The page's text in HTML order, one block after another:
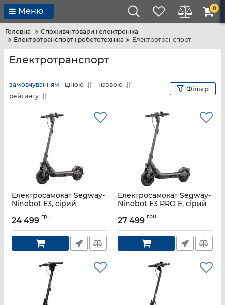
Меню 0
Головна
Споживчі товари і електроніка
Електротранспорт і робототехніка
Електротранспорт
Електротранспорт
замовчуванням ціною
назвою
рейтингу
Фільтр
Електросамокат Segway-
Ninebot E3, сірий
24 499 грн
Електросамокат Segway-
Ninebot E3 PRO E, сірий
27 499 грн